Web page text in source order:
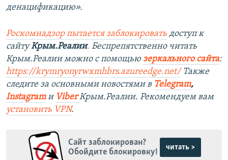
денацификацию».
Роскомнадзор пытается заблокировать доступ к
сайтуКрым.Реалии. Беспрепятственно читать
Крым.Реалии можно с помощью зеркального сайта:
https://krymryonyrwxmhbrs.azureedge.net/ Также
следите за основными новостями в Telegram,
Instagram и ViberКрым.Реалии. Рекомендуем вам
установить VPN.
Сайт заблокирован?
Обойдите блокировку!
читать >